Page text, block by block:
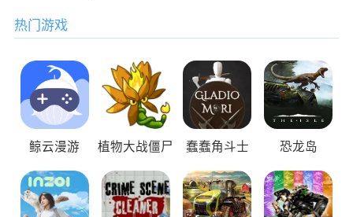
热门游戏
鲸云漫游 植物大战僵尸 蠢蠢角斗士 恐龙岛